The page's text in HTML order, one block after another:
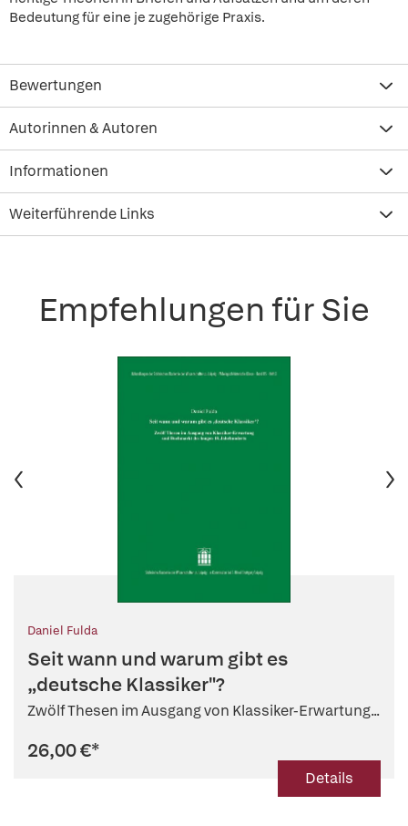
Bedeutung für eine je zugehörige Praxis.
Bewertungen
Autorinnen & Autoren
Informationen
Weiterführende Links
Empfehlungen für Sie
Daniel Fulda
Seit wann und warum gibt es
„deutsche Klassiker"?
Zwölf Thesen im Ausgang von Klassiker-Erwartung...
26,00 €*
Details